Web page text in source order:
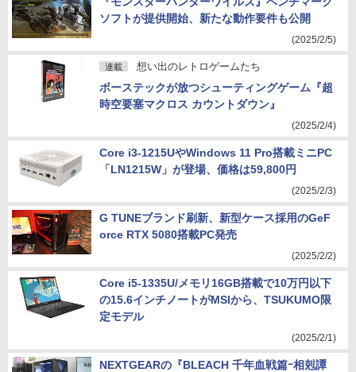
ソフトが提供開始、新たな動作要件も公開
(2025/2/5)
連載 想い出のレトロゲームたち
ボーステックが放つシューティングゲーム『超
時空要塞マクロス カウントダウン』
(2025/2/4)
Core i3-1215UやWindows 11 Pro搭載ミニPC
「LN1215W」が登場、価格は59,800円
(2025/2/3)
G TUNEブランド刷新、新型ケース採用のGeF
orce RTX 5080搭載PC発売
(2025/2/2)
Core i5-1335U/メモリ16GB搭載で10万円以下
の15.6インチノートがMSIから、TSUKUMO限
定モデル
(2025/2/1)
NEXTGEARの『BLEACH 千年血戦篇ｰ相剋譚